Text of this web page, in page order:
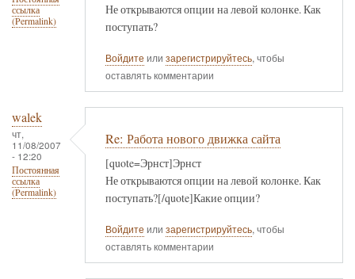
ссылка
(Permalink)
Не открываются опции на левой колонке. Как
поступать?
Войдите или зарегистрируйтесь, чтобы
оставлять комментарии
walek
чт,
11/08/2007
- 12:20
Постоянная
ссылка
(Permalink)
Re: Работа нового движка сайта
[quote=Эрнст]Эрнст
Не открываются опции на левой колонке. Как
поступать?[/quote]Какие опции?
Войдите или зарегистрируйтесь, чтобы
оставлять комментарии